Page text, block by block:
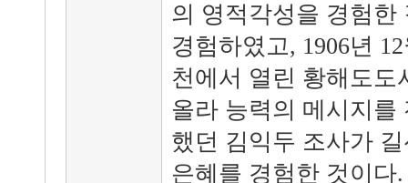
의 영적각성을 경험한
경험하였고, 1906년
천에서 열린 황해도도
올라 능력의 메시지를
했던 김익두 조사가
은혜를 경험한 것이다